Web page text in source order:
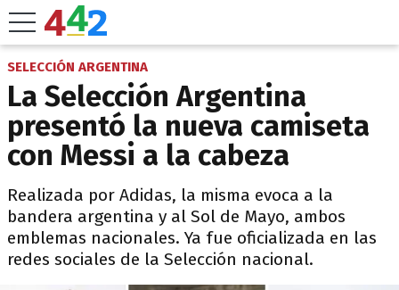
SELECCIÓN ARGENTINA
La Selección Argentina
presentó la nueva camiseta
con Messi a la cabeza
Realizada por Adidas, la misma evoca a la
bandera argentina y al Sol de Mayo, ambos
emblemas nacionales. Ya fue oficializada en las
redes sociales de la Selección nacional.